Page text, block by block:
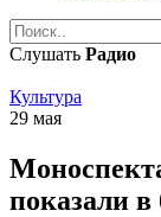
Слушать Радио
Культура
29 мая
показали